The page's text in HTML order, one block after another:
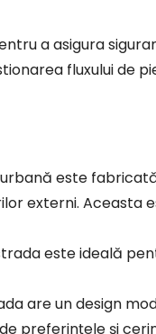
fluxului de
este
externi. Aceasta
este ideală
are un design
preferințele și